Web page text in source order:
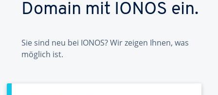
Domain mit IONOS ein.
Sie sind neu bei IONOS? Wir zeigen Ihnen, was
möglich ist.